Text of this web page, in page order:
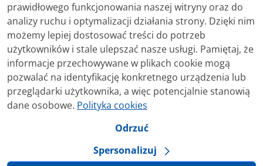
Skontaktuj się z nami
Treści zamieszczone w serwisie udostępniamy
bezpłatnie. Korzystanie z treści opublikowanych w
serwisie podatki.gov.pl, niezależnie od celu i sposobu
korzystania, nie wymaga zgody Ministerstwa Finansów.
Treści znaczone w serwisie jako treści będące
przedmiotem praw autorskich, o ile nie jest to
stwierdzone inaczej, są udostępniane na licencji
prawidłowego funkcjonowania naszej witryny oraz do
analizy ruchu i optymalizacji działania strony. Dzięki nim
możemy lepiej dostosować treści do potrzeb
użytkowników i stale ulepszać nasze usługi. Pamiętaj, że
informacje przechowywane w plikach cookie mogą
pozwalać na identyfikację konkretnego urządzenia lub
przeglądarki użytkownika, a więc potencjalnie stanowią
dane osobowe. Polityka cookies
Odrzuć
Spersonalizuj